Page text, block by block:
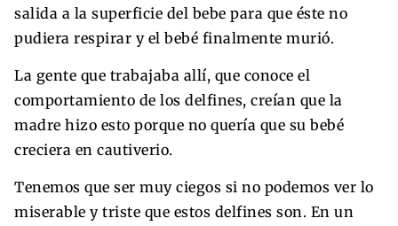
salida a la superficie del bebe para que éste no
pudiera respirar y el bebé finalmente murió.
La gente que trabajaba allí, que conoce el
comportamiento de los delfines, creían que la
madre hizo esto porque no quería que su bebé
creciera en cautiverio.
Tenemos que ser muy ciegos si no podemos ver lo
miserable y triste que estos delfines son. En un